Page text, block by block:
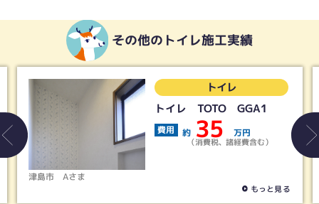
その他のトイレ施工実績
津島市 Aさま
トイレ
トイレ TOTO GGA1
費用 約 35 万円
（消費税、諸経費含む）
もっと見る